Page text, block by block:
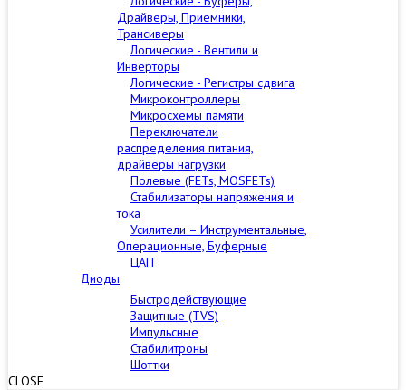
Драйверы, Приемники,
Трансиверы
Логические - Вентили и
Инверторы
Логические - Регистры сдвига
Микроконтроллеры
Микросхемы памяти
Переключатели
распределения питания,
драйверы нагрузки
Полевые (FETs, MOSFETs)
Стабилизаторы напряжения и
тока
Усилители – Инструментальные,
Операционные, Буферные
ЦАП
Диоды
Быстродействующие
Защитные (TVS)
Импульсные
Стабилитроны
Шоттки
CLOSE